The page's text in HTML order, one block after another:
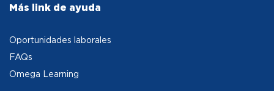
Más link de ayuda
Oportunidades laborales
FAQs
Omega Learning